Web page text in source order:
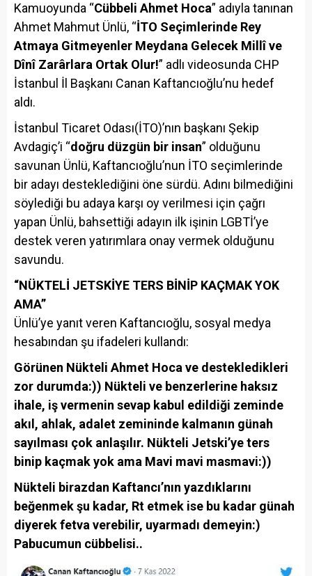
Kamuoyunda “Cübbeli Ahmet Hoca” adıyla tanınan
Ahmet Mahmut Ünlü, “İTO Seçimlerinde Rey
Atmaya Gitmeyenler Meydana Gelecek Millî ve
Dînî Zarârlara Ortak Olur!” adlı videosunda CHP
İstanbul İl Başkanı Canan Kaftancıoğlu’nu hedef
aldı.
İstanbul Ticaret Odası(İTO)’nın başkanı Şekip
Avdagiç’i “doğru düzgün bir insan” olduğunu
savunan Ünlü, Kaftancıoğlu’nun İTO seçimlerinde
bir adayı desteklediğini öne sürdü. Adını bilmediğini
söylediği bu adaya karşı oy verilmesi için çağrı
yapan Ünlü, bahsettiği adayın ilk işinin LGBTİ’ye
destek veren yatırımlara onay vermek olduğunu
savundu.
“NÜKTELİ JETSKİYE TERS BİNİP KAÇMAK YOK
AMA”
Ünlü’ye yanıt veren Kaftancıoğlu, sosyal medya
hesabından şu ifadeleri kullandı:
Görünen Nükteli Ahmet Hoca ve destekledikleri
zor durumda:)) Nükteli ve benzerlerine haksız
ihale, iş vermenin sevap kabul edildiği zeminde
akıl, ahlak, adalet zemininde kalmanın günah
sayılması çok anlaşılır. Nükteli Jetski’ye ters
binip kaçmak yok ama Mavi mavi masmavi:))
Nükteli birazdan Kaftancı’nın yazdıklarını
beğenmek şu kadar, Rt etmek ise bu kadar günah
diyerek fetva verebilir, uyarmadı demeyin:)
Pabucumun cübbelisi..